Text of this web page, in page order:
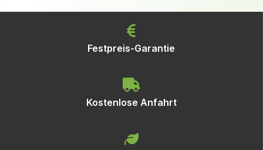
Festpreis-Garantie
Kostenlose Anfahrt